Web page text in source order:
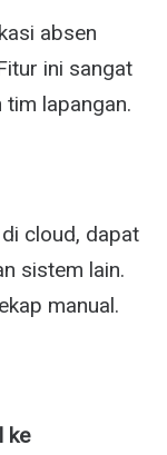
absen
ini sangat
lapangan.
cloud, dapat
sistem lain.
manual.
ke